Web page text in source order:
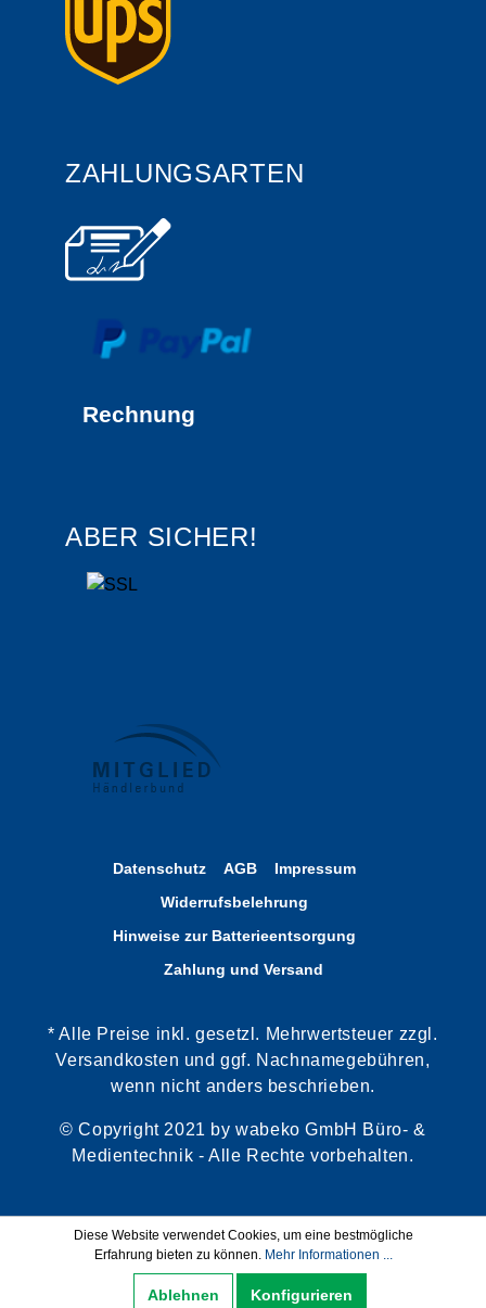
ZAHLUNGSARTEN
Rechnung
ABER SICHER!
Datenschutz AGB
Impressum
Widerrufsbelehrung
Hinweise zur Batterieentsorgung
Zahlung und Versand
* Alle Preise inkl. gesetzl. Mehrwertsteuer zzgl.
Versandkosten und ggf. Nachnamegebühren,
wenn nicht anders beschrieben.
© Copyright 2021 by wabeko GmbH Büro- &
Medientechnik - Alle Rechte vorbehalten.
Diese Website verwendet Cookies, um eine bestmögliche
Erfahrung bieten zu können. Mehr Informationen ...
Ablehnen Konfigurieren